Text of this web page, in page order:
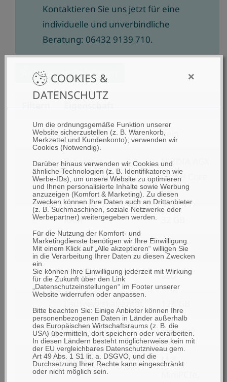
COOKIES &
DATENSCHUTZ
×
Um die ordnungsgemäße Funktion unserer
Website sicherzustellen (z. B. Warenkorb,
Merkzettel und Kundenkonto), verwenden wir
Cookies (Notwendig).
Darüber hinaus verwenden wir Cookies und
ähnliche Technologien (z. B. Identifikatoren wie
Werbe-IDs), um unsere Website zu optimieren
und Ihnen personalisierte Inhalte sowie Werbung
anzuzeigen (Komfort & Marketing). Zu diesen
Zwecken können Ihre Daten auch an Drittanbieter
(z. B. Suchmaschinen, soziale Netzwerke oder
Werbepartner) weitergegeben werden.
Für die Nutzung der Komfort- und
Marketingdienste benötigen wir Ihre Einwilligung.
Mit einem Klick auf „Alle akzeptieren“ willigen Sie
in die Verarbeitung Ihrer Daten zu diesen Zwecken
ein.
Sie können Ihre Einwilligung jederzeit mit Wirkung
für die Zukunft über den Link
„Datenschutzeinstellungen“ im Footer unserer
Website widerrufen oder anpassen.
Bitte beachten Sie: Einige Anbieter können Ihre
personenbezogenen Daten in Länder außerhalb
des Europäischen Wirtschaftsraums (z. B. die
USA) übermitteln, dort speichern oder verarbeiten.
In diesen Ländern besteht möglicherweise kein mit
der EU vergleichbares Datenschutzniveau gem.
Art 49 Abs. 1 S1 lit. a. DSGVO, und die
Durchsetzung Ihrer Rechte kann eingeschränkt
oder nicht möglich sein.
Kontaktieren Sie uns jetzt für eine
individuelle und unverbindliche
Beratung: 06432 9139 710.
Ähnliche Artikel suchen
Filtern Eigenschaft
filtern
nach
Lüfterlos
Lüfterlos nein
Prozessor
NVIDIA AGX
Orin 8 Core
CPU
filtern
nach
RAM
RAM
max. RAM 64 GB
Laufwerk SSD
filtern
nach
Raid
1
Raid 1 optional
filtern
nach
Slotarten
M.2,